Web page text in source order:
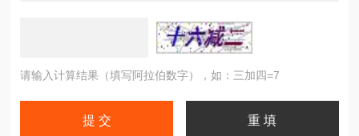
请输入计算结果（填写阿拉伯数字），如：三加四=7